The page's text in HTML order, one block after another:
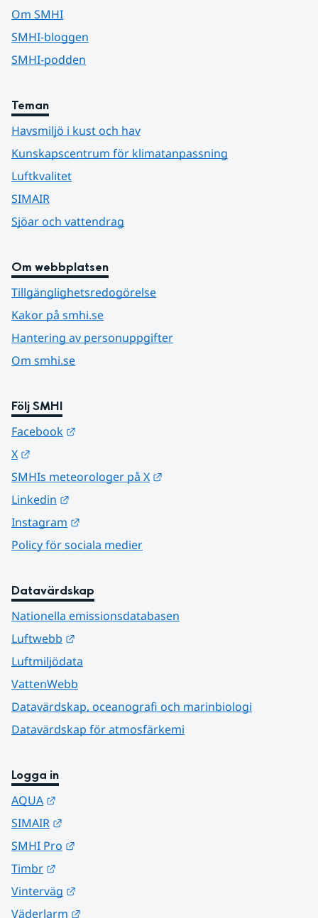
Om SMHI
SMHI-bloggen
SMHI-podden
Teman
Havsmiljö i kust och hav
Kunskapscentrum för klimatanpassning
Luftkvalitet
SIMAIR
Sjöar och vattendrag
Om webbplatsen
Tillgänglighetsredogörelse
Kakor på smhi.se
Hantering av personuppgifter
Om smhi.se
Följ SMHI
Facebook
X
SMHIs meteorologer på X
Linkedin
Instagram
Policy för sociala medier
Datavärdskap
Nationella emissionsdatabasen
Luftwebb
Luftmiljödata
VattenWebb
Datavärdskap, oceanografi och marinbiologi
Datavärdskap för atmosfärkemi
Logga in
AQUA
SIMAIR
SMHI Pro
Timbr
Vinterväg
Väderlarm